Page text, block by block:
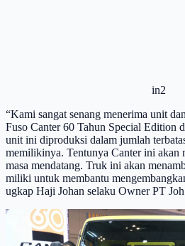
in2
“Kami sangat senang menerima unit
Fuso Canter 60 Tahun Special Edition
unit ini diproduksi dalam jumlah
memilikinya. Tentunya Canter ini akan
masa mendatang. Truk ini akan
miliki untuk membantu
ugkap Haji Johan selaku Owner PT